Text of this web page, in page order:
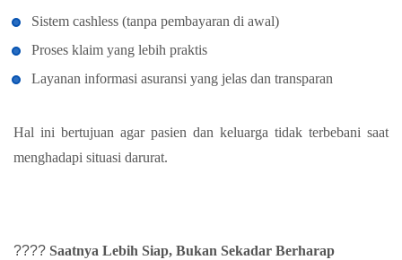
Sistem cashless (tanpa pembayaran di awal)
Proses klaim yang lebih praktis
Layanan informasi asuransi yang jelas dan transparan
Hal ini bertujuan agar pasien dan keluarga tidak terbebani saat
menghadapi situasi darurat.
???? Saatnya Lebih Siap, Bukan Sekadar Berharap